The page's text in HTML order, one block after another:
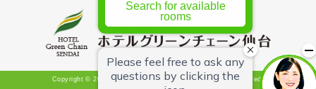
Copyright © 2026 Hotel Green Chain Sendai All Rights Reserved.